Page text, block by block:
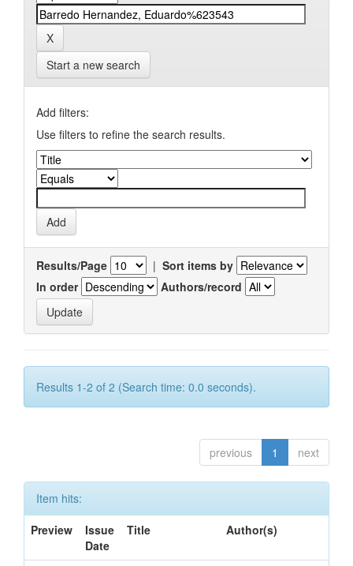
Start a new search
Add filters:
Use filters to refine the search results.
Results/Page | Sort items by
In order
Authors/record
Results 1-2 of 2 (Search time: 0.0 seconds).
previous 1 next
Item hits:
Preview
Issue
Date
Title Author(s)